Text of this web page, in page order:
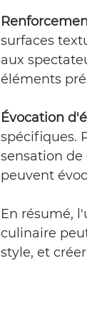
surfaces
aux
éléments
Évocation
spécifiques.
sensation
peuvent
En résumé,
culinaire
style, et